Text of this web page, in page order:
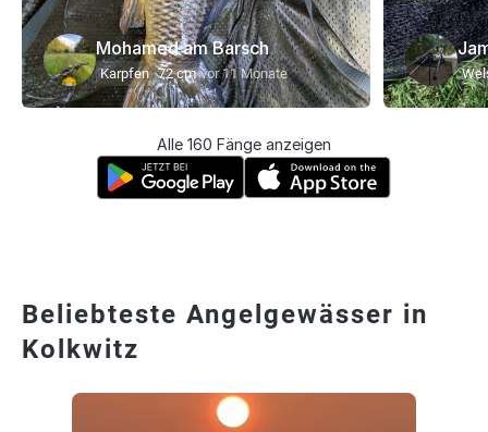
Mohamed am Barsch
Karpfen 72 cm vor 11 Monate
Alle 160 Fänge anzeigen
Beliebteste Angelgewässer in
Kolkwitz